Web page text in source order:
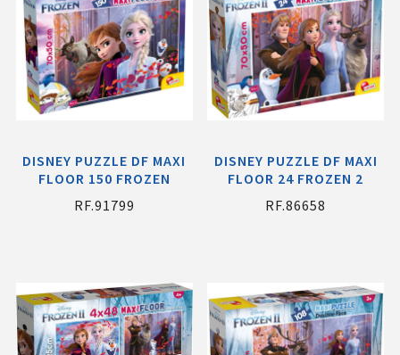
DISNEY PUZZLE DF MAXI
FLOOR 150 FROZEN
RF.91799
DISNEY PUZZLE DF MAXI
FLOOR 24 FROZEN 2
RF.86658